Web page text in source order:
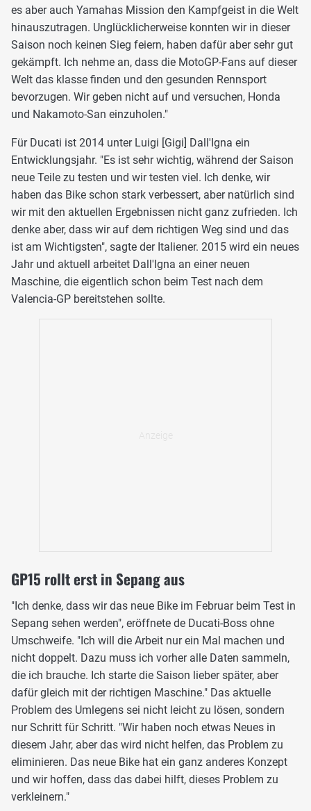
es aber auch Yamahas Mission den Kampfgeist in die Welt
hinauszutragen. Unglücklicherweise konnten wir in dieser
Saison noch keinen Sieg feiern, haben dafür aber sehr gut
gekämpft. Ich nehme an, dass die MotoGP-Fans auf dieser
Welt das klasse finden und den gesunden Rennsport
bevorzugen. Wir geben nicht auf und versuchen, Honda
und Nakamoto-San einzuholen."
Für Ducati ist 2014 unter Luigi [Gigi] Dall'Igna ein
Entwicklungsjahr. "Es ist sehr wichtig, während der Saison
neue Teile zu testen und wir testen viel. Ich denke, wir
haben das Bike schon stark verbessert, aber natürlich sind
wir mit den aktuellen Ergebnissen nicht ganz zufrieden. Ich
denke aber, dass wir auf dem richtigen Weg sind und das
ist am Wichtigsten", sagte der Italiener. 2015 wird ein neues
Jahr und aktuell arbeitet Dall'Igna an einer neuen
Maschine, die eigentlich schon beim Test nach dem
Valencia-GP bereitstehen sollte.
GP15 rollt erst in Sepang aus
"Ich denke, dass wir das neue Bike im Februar beim Test in
Sepang sehen werden", eröffnete de Ducati-Boss ohne
Umschweife. "Ich will die Arbeit nur ein Mal machen und
nicht doppelt. Dazu muss ich vorher alle Daten sammeln,
die ich brauche. Ich starte die Saison lieber später, aber
dafür gleich mit der richtigen Maschine." Das aktuelle
Problem des Umlegens sei nicht leicht zu lösen, sondern
nur Schritt für Schritt. "Wir haben noch etwas Neues in
diesem Jahr, aber das wird nicht helfen, das Problem zu
eliminieren. Das neue Bike hat ein ganz anderes Konzept
und wir hoffen, dass das dabei hilft, dieses Problem zu
verkleinern."